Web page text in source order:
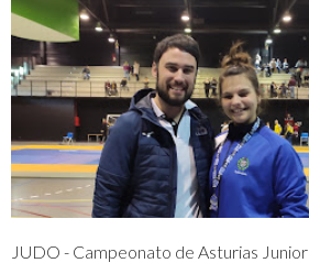
JUDO - Campeonato de Asturias Junior